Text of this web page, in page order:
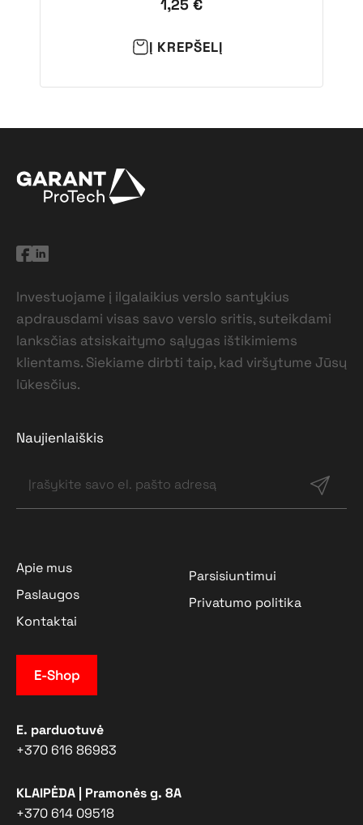
1,25 €
Į KREPŠELĮ
Investuojame į ilgalaikius verslo santykius
apdrausdami visas savo verslo sritis, suteikdami
lanksčias atsiskaitymo sąlygas ištikimiems
klientams. Siekiame dirbti taip, kad viršytume Jūsų
lūkesčius.
Naujienlaiškis
Apie mus
Paslaugos
Kontaktai
Parsisiuntimui
Privatumo politika
E-Shop
E. parduotuvė
+370 616 86983
KLAIPĖDA | Pramonės g. 8A
+370 614 09518